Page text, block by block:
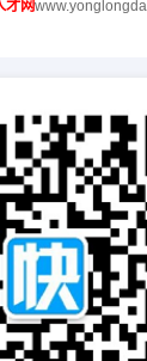
才网